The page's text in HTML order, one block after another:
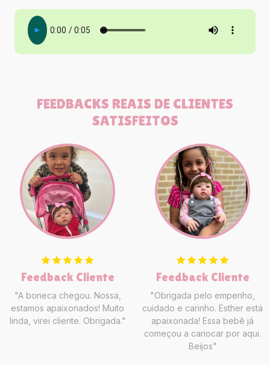
FEEDBACKS REAIS DE CLIENTES
SATISFEITOS
Feedback Cliente
"A boneca chegou. Nossa,
estamos apaixonados! Muito
linda, virei cliente. Obrigada."
Feedback Cliente
"Obrigada pelo empenho,
cuidado e carinho. Esther está
apaixonada! Essa bebê já
começou a cariocar por aqui.
Beijos"